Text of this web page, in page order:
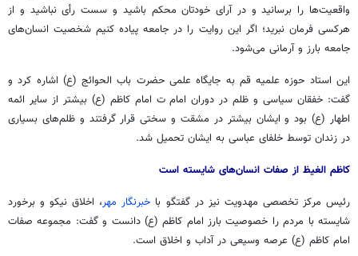
واقعیت‌ها را برسانید و در آرای خودتان محکم باشید و سست رأی نباشید و از
هرکسی فرمان نبرید؛ اگر این روایت را در جامعه پیاده کنیم شخصیت انسان‌های
جامعه بارز و آرمانی می‌شود.
این استاد حوزه علمیه قم به جایگاه علمی حضرت باب الحوائج(ع) اشاره کرد و
گفت: خفقان سیاسی و ظلم در دوران امامت امام کاظم (ع) بیشتر از سایر ائمه
اطهار (ع)بود و ایشان بیشتر در مشقت و سختی قرار گرفتند و ظلم‌های بسیاری
در زندان توسط خلفای عباسی به ایشان تحمیل شد.
کاظم الغیظ از صفات انسان‌های شایسته است
رئیس مرکز تخصصی مهدویت نیز در گفتگو با خبرنگار مهر، اخلاق نیکو و برخورد
شایسته با مردم را خصوصیت بارز امام کاظم (ع) دانست و گفت: مجموعه صفات
امام کاظم (ع) عرصه وسیعی در آداب و اخلاق است.